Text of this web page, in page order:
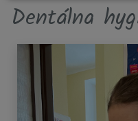
Dentálna